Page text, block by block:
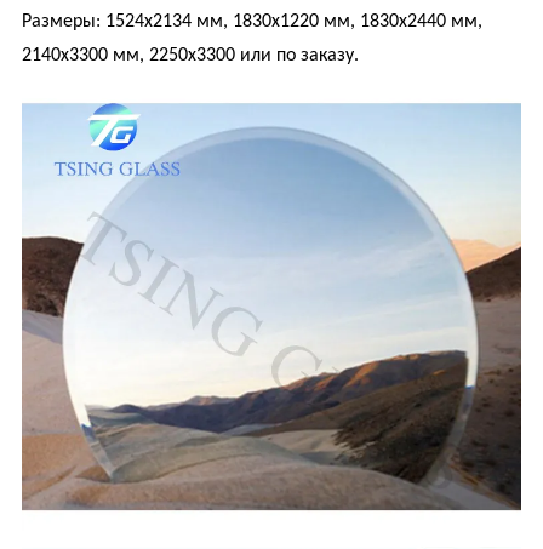
Размеры: 1524x2134 мм, 1830x1220 мм, 1830x2440 мм,
2140x3300 мм, 2250x3300 или по заказу.